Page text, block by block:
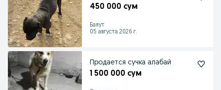
450 000 сум
Баяут
05 августа 2026 г.
Продается сучка алабай
1 500 000 сум